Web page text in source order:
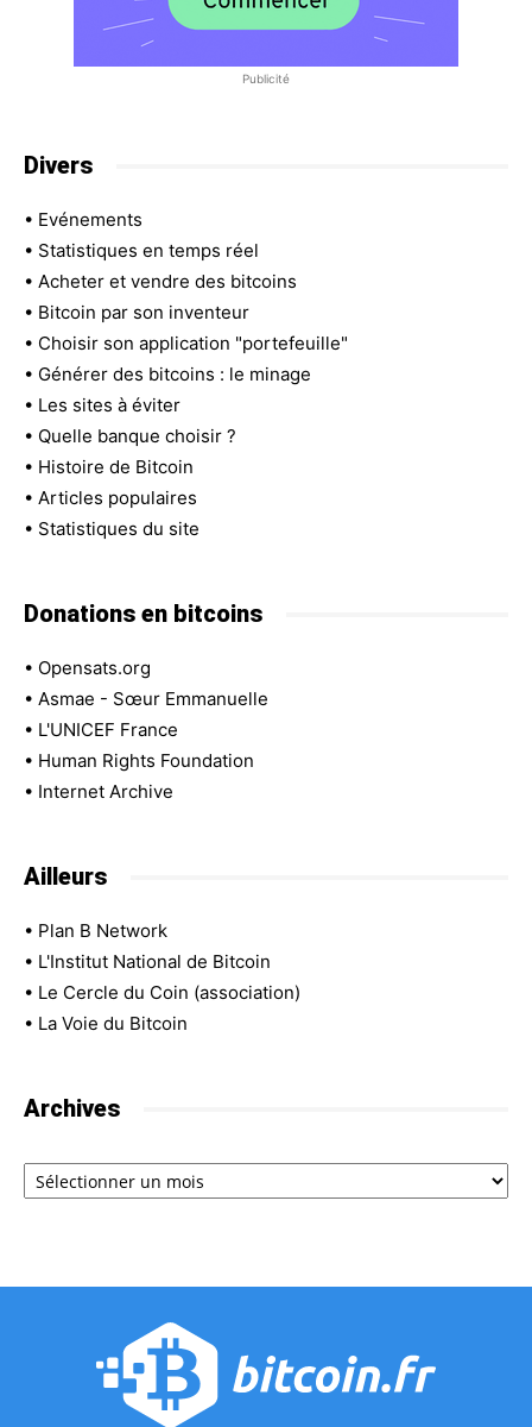
Publicité
Divers
• Evénements
• Statistiques en temps réel
• Acheter et vendre des bitcoins
• Bitcoin par son inventeur
• Choisir son application "portefeuille"
• Générer des bitcoins : le minage
• Les sites à éviter
• Quelle banque choisir ?
• Histoire de Bitcoin
• Articles populaires
• Statistiques du site
Donations en bitcoins
• Opensats.org
• Asmae - Sœur Emmanuelle
• L'UNICEF France
• Human Rights Foundation
• Internet Archive
Ailleurs
• Plan B Network
• L'Institut National de Bitcoin
• Le Cercle du Coin (association)
• La Voie du Bitcoin
Archives
Archives